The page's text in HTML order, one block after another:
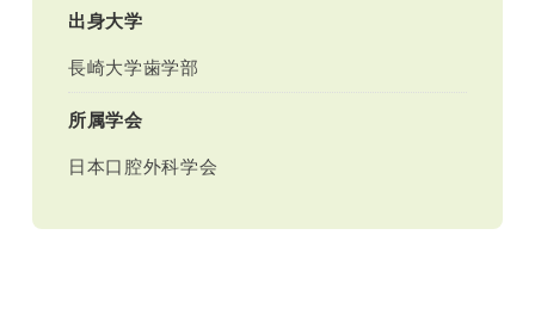
出身大学
長崎大学歯学部
所属学会
日本口腔外科学会